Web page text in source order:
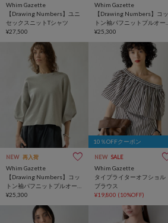
Whim Gazette
【Drawing Numbers】ユニ
セックスニットTシャツ
¥27,500
Whim Gazette
【Drawing Numbers】コッ
トン袖パフニットプルオー
バー
¥25,300
NEW 再入荷
Whim Gazette
【Drawing Numbers】コッ
トン袖パフニットプルオー
バー
¥25,300
10％OFFクーポン
NEW SALE
Whim Gazette
タイプライターオフショル
ブラウス
¥19,800 (10%OFF)